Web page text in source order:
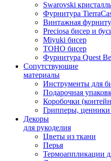
Swarovski
Фурнитура
Винтажная
Preciosa бисер и
Miyuki бисер
TOHO бисер
Фурнитура Quest
Сопутствующие
материалы
Инструменты для
Подарочная
Коробочки
Грипперы, ценники
Декоры
для рукоделия
Цветы из ткани
Перья
Термоаппликации